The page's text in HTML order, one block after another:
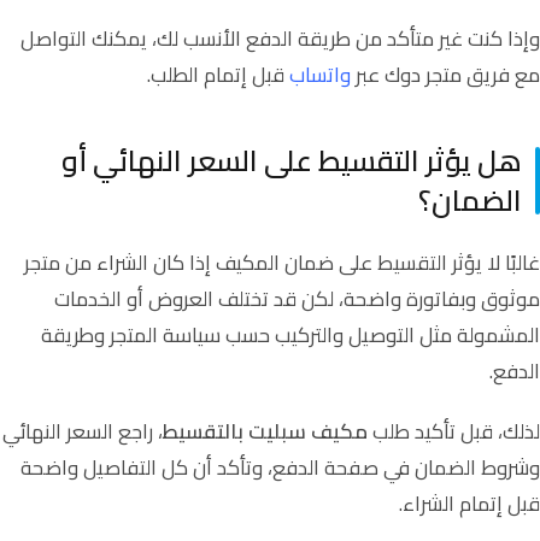
وإذا كنت غير متأكد من طريقة الدفع الأنسب لك، يمكنك التواصل
مع فريق متجر دوك عبرواتسابقبل إتمام الطلب.
هل يؤثر التقسيط على السعر النهائي أو
الضمان؟
غالبًا لا يؤثر التقسيط على ضمان المكيف إذا كان الشراء من متجر
موثوق وبفاتورة واضحة، لكن قد تختلف العروض أو الخدمات
المشمولة مثل التوصيل والتركيب حسب سياسة المتجر وطريقة
الدفع.
لذلك، قبل تأكيد طلبمكيف سبليت بالتقسيط، راجع السعر النهائي
وشروط الضمان في صفحة الدفع، وتأكد أن كل التفاصيل واضحة
قبل إتمام الشراء.